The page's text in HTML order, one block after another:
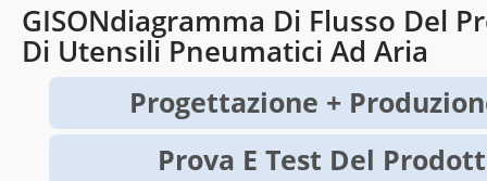
GISONdiagramma Di Flusso Del
Di Utensili Pneumatici Ad Aria
Progettazione +
Prova E Test Del